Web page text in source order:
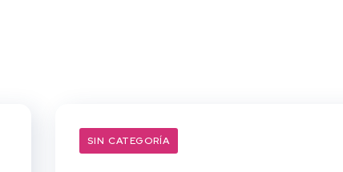
SIN CATEGORÍA